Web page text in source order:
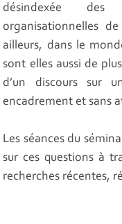
désindexée des
organisationnelles
ailleurs, dans le
sont elles aussi de
d’un discours sur
encadrement et sans
Les séances du
sur ces questions à
recherches récentes,